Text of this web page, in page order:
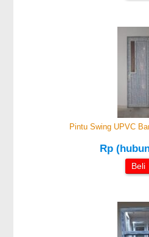
Pintu Swing UPVC
Rp
Beli